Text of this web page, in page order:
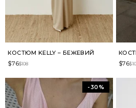
КОСТЮМ KELLY – БЕЖЕВИЙ
$108
$76 $
$76
-30%